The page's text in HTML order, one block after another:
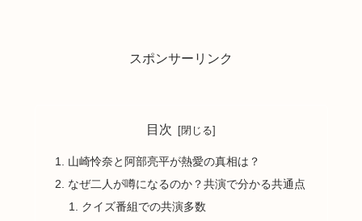
スポンサーリンク
目次
山崎怜奈と阿部亮平が熱愛の真相は？
なぜ二人が噂になるのか？共演で分かる共通点
クイズ番組での共演多数